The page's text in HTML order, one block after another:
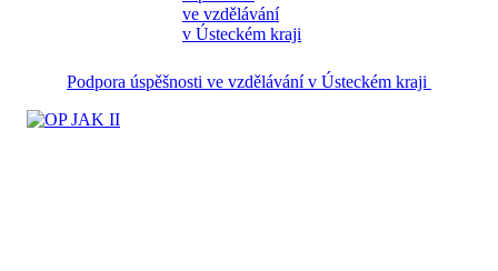
Podpora úspěšnosti ve vzdělávání v Ústeckém kraji